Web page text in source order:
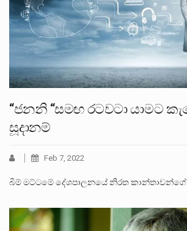
“ජනනි “සමඟ රටවටා යාමට
සූදානම්
Feb 7, 2022
බිම් මට්ටමේ දේශපාලනයේ නිරත කාන්තාවන්ගේ…